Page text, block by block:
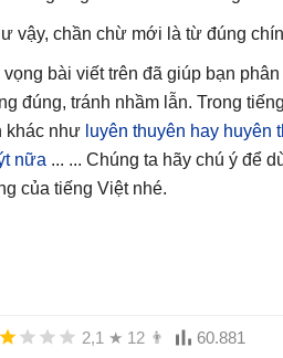
vậy, chần chừ mới là từ đúng
vọng bài viết trên đã giúp bạn
đúng, tránh nhầm lẫn. Trong
khác như luyên thuyên hay huyên
nữa ... ... Chúng ta hãy chú ý để
của tiếng Việt nhé.
2,1 ★ 12 👨 60.881